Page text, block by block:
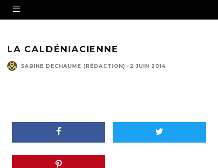
LA CALDÉNIACIENNE
SABINE DECHAUME (RÉDACTION) · 2 JUIN 2014